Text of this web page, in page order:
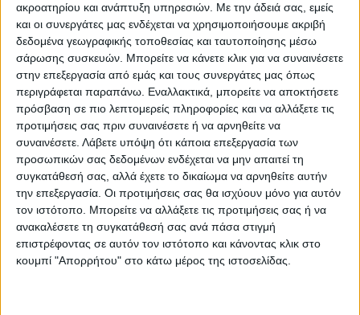
ακροατηρίου και ανάπτυξη υπηρεσιών. Με την άδειά σας, εμείς
και οι συνεργάτες μας ενδέχεται να χρησιμοποιήσουμε ακριβή
δεδομένα γεωγραφικής τοποθεσίας και ταυτοποίησης μέσω
σάρωσης συσκευών. Μπορείτε να κάνετε κλικ για να συναινέσετε
στην επεξεργασία από εμάς και τους συνεργάτες μας όπως
περιγράφεται παραπάνω. Εναλλακτικά, μπορείτε να αποκτήσετε
πρόσβαση σε πιο λεπτομερείς πληροφορίες και να αλλάξετε τις
προτιμήσεις σας πριν συναινέσετε ή να αρνηθείτε να
συναινέσετε. Λάβετε υπόψη ότι κάποια επεξεργασία των
προσωπικών σας δεδομένων ενδέχεται να μην απαιτεί τη
συγκατάθεσή σας, αλλά έχετε το δικαίωμα να αρνηθείτε αυτήν
την επεξεργασία. Οι προτιμήσεις σας θα ισχύουν μόνο για αυτόν
τον ιστότοπο. Μπορείτε να αλλάξετε τις προτιμήσεις σας ή να
ανακαλέσετε τη συγκατάθεσή σας ανά πάσα στιγμή
επιστρέφοντας σε αυτόν τον ιστότοπο και κάνοντας κλικ στο
κουμπί "Απορρήτου" στο κάτω μέρος της ιστοσελίδας.
τη σκοπιμότητα της ονομασίας, όσο
βρίσκεται ακόμη σε δραστηριότητα, με το
συνδυασμό να ψηφίζει «λευκό».
Με την πρόταση της δημοτικής αρχής
συμφώνησε ο κ. Ηλίας Σχορετσανίτης,
διευκρινίζοντας πάντως ότι οι επιφυλάξεις
του κ. Κρανιά έχουν μια ουσία. Σύμφωνη
γνώμη για να δοθεί το όνομα του Μπορούση
στο νέο κλειστό εξέφρασε ο κ. Κώστας
Γκαβογιάννης, καθώς και ο κ. Κώστας
Ξυλομένος εκ μέρους των ανεξάρτητων
δημοτικών συμβούλων.